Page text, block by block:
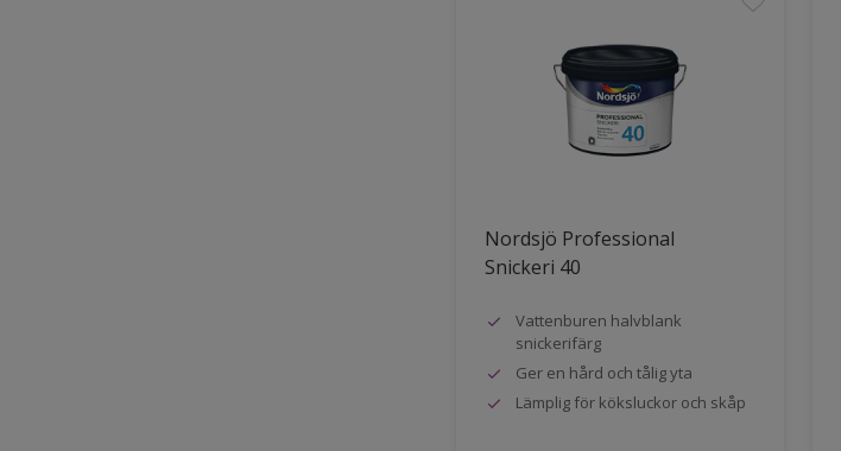
Nordsjö Professional
Snickeri 40
Vattenburen halvblank
snickerifärg
Ger en hård och tålig yta
Lämplig för köksluckor och skåp